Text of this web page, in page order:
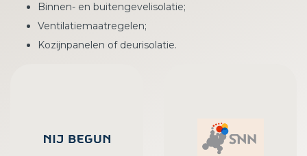
Binnen- en buitengevelisolatie;
Ventilatiemaatregelen;
Kozijnpanelen of deurisolatie.